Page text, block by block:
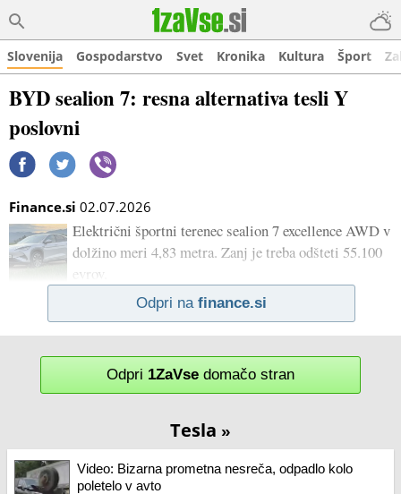
Slovenija Gospodarstvo Svet Kronika Kultura Šport
BYD sealion 7: resna alternativa tesli Y
poslovni
Finance.si 02.07.2026
Električni športni terenec sealion 7 excellence AWD v
dolžino meri 4,83 metra. Zanj je treba odšteti 55.100
evrov.
Odpri na finance.si
Odpri 1ZaVse domačo stran
Tesla »
Video: Bizarna prometna nesreča, odpadlo kolo
poletelo v avto